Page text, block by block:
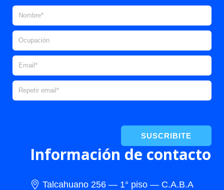
SUSCRIBITE
Información de contacto
Talcahuano 256 — 1° piso — C.A.B.A